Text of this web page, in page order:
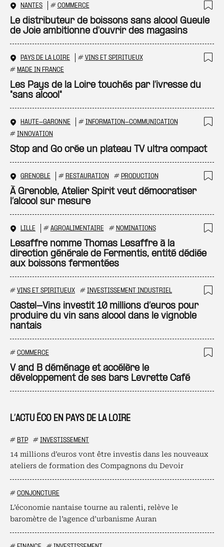
L’ACTU ÉCO EN PAYS DE LA LOIRE
# BTP # INVESTISSEMENT
14 millions d’euros vont être investis dans les nouveaux
ateliers de formation des Compagnons du Devoir
# CONJONCTURE
L’économie nantaise tourne au ralenti, relève le
baromètre de l’agence d’urbanisme Auran
NANTES # COMMERCE
Le distributeur de boissons sans alcool Gueule
de Joie ambitionne d'ouvrir des magasins
PAYS DE LA LOIRE # VINS ET SPIRITUEUX
# MADE IN FRANCE
Les Pays de la Loire touchés par l’ivresse du
"sans alcool"
HAUTE-GARONNE # INFORMATION-COMMUNICATION
# INNOVATION
Stop and Go crée un plateau TV ultra compact
GRENOBLE # RESTAURATION # PRODUCTION
À Grenoble, Atelier Spirit veut démocratiser
l’alcool sur mesure
LILLE # AGROALIMENTAIRE # NOMINATIONS
Lesaffre nomme Thomas Lesaffre à la
direction générale de Fermentis, entité dédiée
aux boissons fermentées
# VINS ET SPIRITUEUX # INVESTISSEMENT INDUSTRIEL
Castel-Vins investit 10 millions d’euros pour
produire du vin sans alcool dans le vignoble
nantais
# COMMERCE
V and B déménage et accélère le
développement de ses bars Levrette Café